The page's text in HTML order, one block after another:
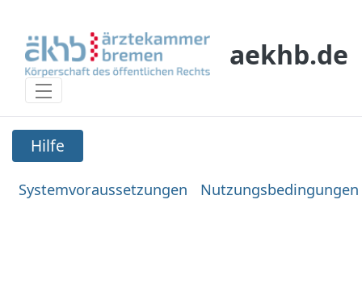
aekhb.de
Hilfe
Hilfe
Systemvoraussetzungen Nutzungsbedingungen